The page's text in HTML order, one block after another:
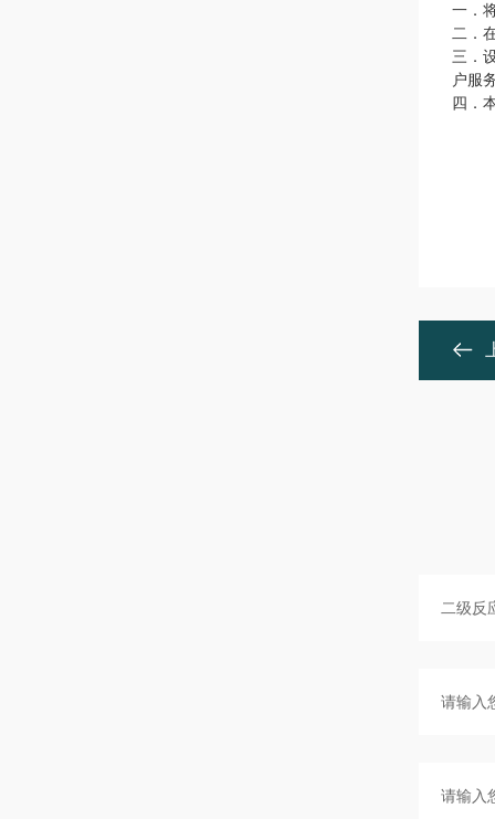
一．
二．
三．
户服
四．